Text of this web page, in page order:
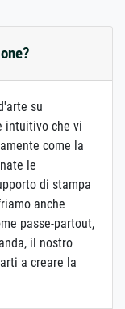
su
intuitivo che vi
come la
le
di stampa
anche
passe-partout,
il nostro
a creare la